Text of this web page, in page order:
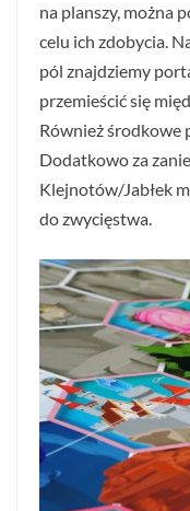
na planszy, można
celu ich zdobycia.
pól znajdziemy
przemieścić się
Również środkowe
Dodatkowo za
Klejnotów/Jabłek
do zwycięstwa.